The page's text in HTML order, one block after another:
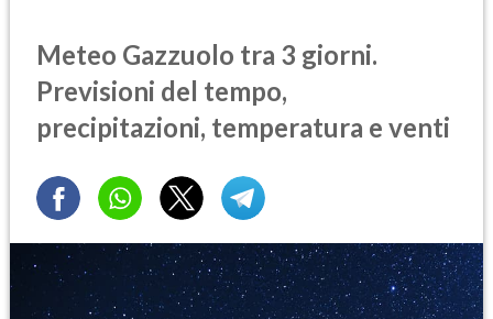
Meteo Gazzuolo tra 3 giorni.
Previsioni del tempo,
precipitazioni, temperatura e venti